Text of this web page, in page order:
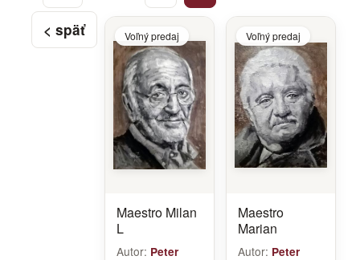
< späť Voľný predaj
Maestro Milan
L
Autor: Peter
Voľný predaj
Maestro
Marian
Autor: Peter